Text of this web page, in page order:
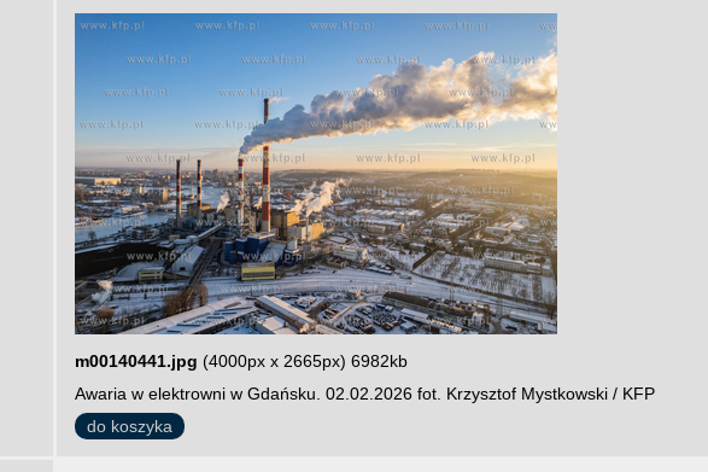
m00140441.jpg (4000px x 2665px) 6982kb
Awaria w elektrowni w Gdańsku. 02.02.2026 fot. Krzysztof Mystkowski / KFP
do koszyka